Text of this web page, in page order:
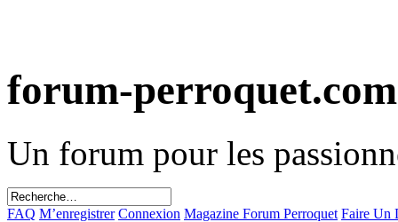
forum-perroquet.com
Un forum pour les
FAQ M’enregistrer Connexion Magazine Forum Perroquet Faire Un